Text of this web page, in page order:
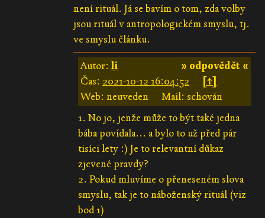
není rituál. Já se bavím o tom, zda volby
jsou rituál v antropologickém smyslu, tj.
ve smyslu článku.
» odpovědět «
Autor:li
Čas: 2021-10-12 16:04:52
[↑]
Web: neuveden
Mail: schován
1. No jo, jenže může to být také jedna
bába povídala... a bylo to už před pár
tisíci lety :) Je to relevantní důkaz
zjevené pravdy?
2. Pokud mluvíme o přeneseném slova
smyslu, tak je to náboženský rituál (viz
bod 1)